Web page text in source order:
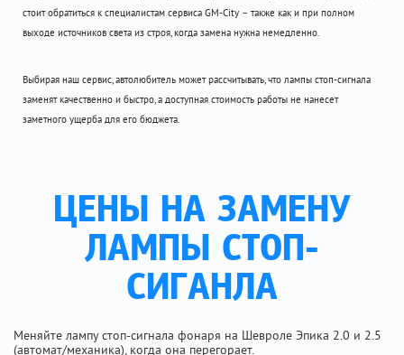
стоит обратиться к специалистам сервиса GM-City – также как и при полном
выходе источников света из строя, когда замена нужна немедленно.
Выбирая наш сервис, автолюбитель может рассчитывать, что лампы стоп-сигнала
заменят качественно и быстро, а доступная стоимость работы не нанесет
заметного ущерба для его бюджета.
ЦЕНЫ НА ЗАМЕНУ
ЛАМПЫ СТОП-
СИГАНЛА
Меняйте лампу стоп-сигнала фонаря на Шевроле Эпика 2.0 и 2.5
(автомат/механика), когда она перегорает.